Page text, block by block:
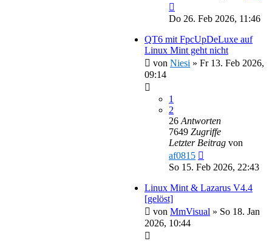
Do 26. Feb 2026, 11:46
QT6 mit FpcUpDeLuxe auf
Linux Mint geht nicht
von Niesi » Fr 13. Feb 2026,
09:14
1
2
26 Antworten
7649 Zugriffe
Letzter Beitrag von
af0815
So 15. Feb 2026, 22:43
Linux Mint & Lazarus V4.4
[gelöst]
von MmVisual » So 18. Jan
2026, 10:44